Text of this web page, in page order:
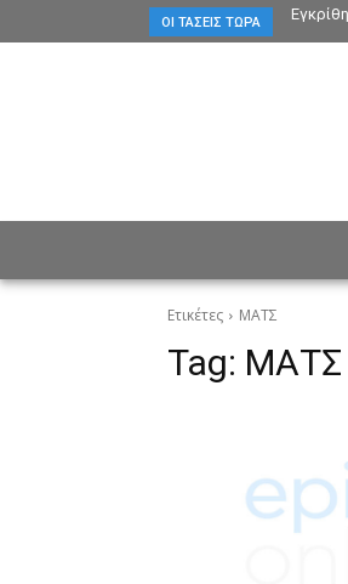
ΟΙ ΤΆΣΕΙΣ ΤΏΡΑ
Ετικέτες ΜΑΤΣ
Tag: ΜΑΤΣ